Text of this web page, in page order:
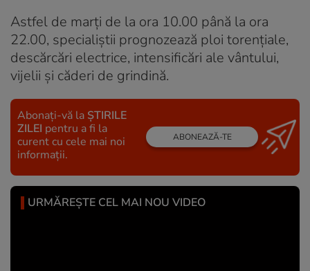
Astfel de marți de la ora 10.00 până la ora
22.00, specialiștii prognozează ploi torențiale,
descărcări electrice, intensificări ale vântului,
vijelii şi căderi de grindină.
Abonați-vă la ȘTIRILE
ZILEI pentru a fi la
curent cu cele mai noi
informații.
ABONEAZĂ-TE
URMĂREȘTE CEL MAI NOU VIDEO